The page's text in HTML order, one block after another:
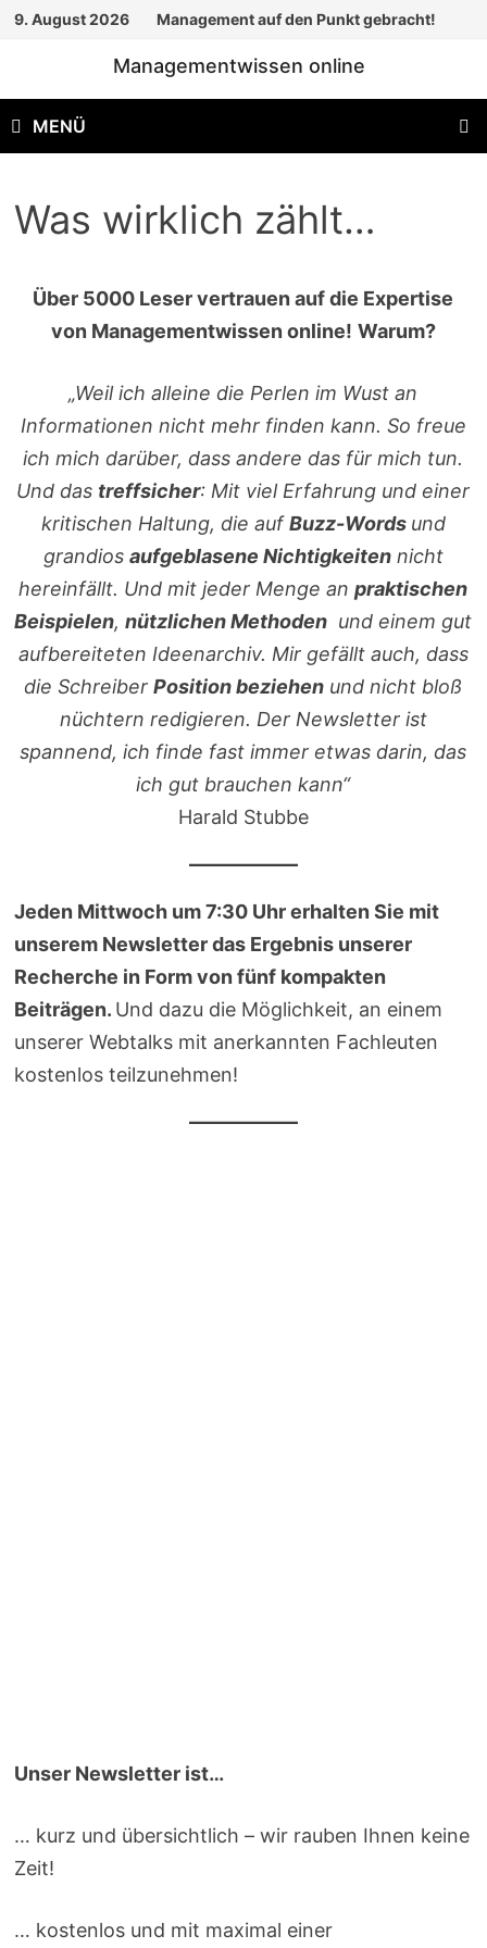
Zum
9. August 2026 Management auf den Punkt gebracht!
Managementwissen online
MENÜ
Was wirklich zählt…
Über 5000 Leser vertrauen auf die Expertise
von Managementwissen online! Warum?
„Weil ich alleine die Perlen im Wust an
Informationen nicht mehr finden kann. So freue
ich mich darüber, dass andere das für mich tun.
Und das treffsicher: Mit viel Erfahrung und einer
kritischen Haltung, die aufBuzz-Words und
grandios aufgeblasene Nichtigkeitennicht
hereinfällt. Und mit jeder Menge anpraktischen
Beispielen,nützlichen Methoden und einem gut
aufbereiteten Ideenarchiv. Mir gefällt auch, dass
die SchreiberPosition beziehen und nicht bloß
nüchtern redigieren. Der Newsletter ist
spannend, ich finde fast immer etwas darin, das
ich gut brauchen kann“
Harald Stubbe
Jeden Mittwoch um 7:30 Uhr erhalten Sie mit
unserem Newsletter das Ergebnis unserer
Recherche in Form von fünf kompakten
Beiträgen. Und dazu die Möglichkeit, an einem
unserer Webtalks mit anerkannten Fachleuten
kostenlos teilzunehmen!
Unser Newsletter ist…
… kurz und übersichtlich – wir rauben Ihnen keine
Zeit!
… kostenlos und mit maximal einer